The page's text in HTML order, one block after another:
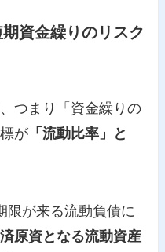
資金繰りのリスク
つまり「資金繰りの
が 「流動比率」と
限が来る流動負債に
原資となる流動資産